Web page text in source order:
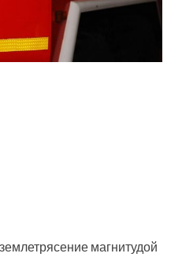
магнитудой